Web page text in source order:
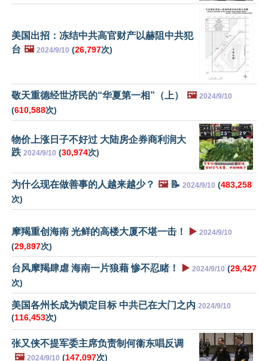
美国出招：冻结中共高官财产以赫阻中共犯
台 🖼️ 2024/9/10 (26,797次)
敬天重德经世济民的“华夏第一相”（上） 🖼️ 2024/9/10
(610,588次)
物价上涨日子不好过 大陆房企券商利润大
跌 2024/9/10 (30,974次)
为什么现在做善事的人越来越少？ 🖼️📝 2024/9/10 (483,258
次)
摩羯重创海南 光鲜的高楼大厦不堪一击！ ▶️ 2024/9/10
(29,897次)
台风摩羯肆虐 海南一片狼藉 惨不忍睹！ ▶️ 2024/9/10 (29,427
次)
美国各州长成为锁定目标 中共已在大门之内 2024/9/10
(116,453次)
张又侠不提军委主席负责制何衞东唱反调
🖼️ 2024/9/10 (147,097次)